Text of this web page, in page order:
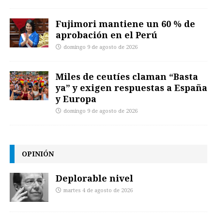
Fujimori mantiene un 60 % de
aprobación en el Perú
domingo 9 de agosto de 2026
Miles de ceutíes claman “Basta
ya” y exigen respuestas a España
y Europa
domingo 9 de agosto de 2026
OPINIÓN
Deplorable nivel
martes 4 de agosto de 2026